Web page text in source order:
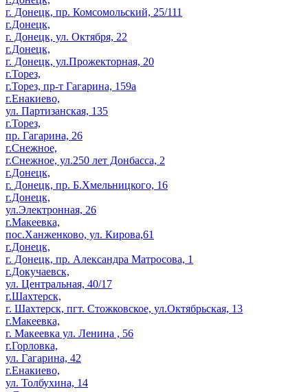
г. Донецк, пр. Комсомольский, 25/111
г.Донецк,
г. Донецк, ул. Октября, 22
г.Донецк,
г. Донецк, ул.Прожекторная, 20
г.Торез,
г.Торез, пр-т Гагарина, 159а
г.Енакиево,
ул. Партизанская, 135
г.Торез,
пр. Гагарина, 26
г.Снежное,
г.Снежное, ул.250 лет Донбасса, 2
г.Донецк,
г. Донецк, пр. Б.Хмельницкого, 16
г.Донецк,
ул.Электронная, 26
г.Макеевка,
пос.Ханженково, ул. Кирова,61
г.Донецк,
г. Донецк, пр. Александра Матросова, 1
г.Докучаевск,
ул. Центральная, 40/17
г.Шахтерск,
г. Шахтерск, пгт. Стожковское, ул.Октябрьская, 13
г.Макеевка,
г. Макеевка ул. Ленина , 56
г.Горловка,
ул. Гагарина, 42
г.Енакиево,
ул. Толбухина, 14